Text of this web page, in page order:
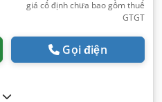
giá cố định chưa bao gồm thuế
GTGT
Gọi điện